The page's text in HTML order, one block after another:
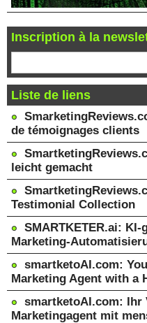
Inscription à la
Liste de liens
de témoignages clients
leicht gemacht
Testimonial Collection
SMARTKETER.ai:
Marketing-
smartketoAI.com:
Marketing Agent with a
smartketoAI.com: Ihr
Marketingagent mit